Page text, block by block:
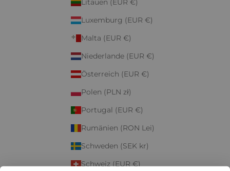
Litauen (EUR €)
Luxemburg (EUR €)
Malta (EUR €)
Niederlande (EUR €)
Österreich (EUR €)
Polen (PLN zł)
Portugal (EUR €)
Rumänien (RON Lei)
Schweden (SEK kr)
Schweiz (EUR €)